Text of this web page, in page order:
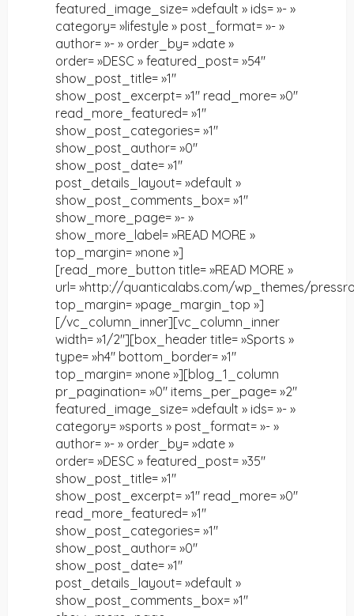
featured_image_size= »default » ids= »- »
category= »lifestyle » post_format= »- »
author= »- » order_by= »date »
order= »DESC » featured_post= »54″
show_post_title= »1″
show_post_excerpt= »1″ read_more= »0″
read_more_featured= »1″
show_post_categories= »1″
show_post_author= »0″
show_post_date= »1″
post_details_layout= »default »
show_post_comments_box= »1″
show_more_page= »- »
show_more_label= »READ MORE »
top_margin= »none »]
[read_more_button title= »READ MORE »
url= »http://quanticalabs.com/wp_themes/
top_margin= »page_margin_top »]
[/vc_column_inner][vc_column_inner
width= »1/2″][box_header title= »Sports »
type= »h4″ bottom_border= »1″
top_margin= »none »][blog_1_column
pr_pagination= »0″ items_per_page= »2″
featured_image_size= »default » ids= »- »
category= »sports » post_format= »- »
author= »- » order_by= »date »
order= »DESC » featured_post= »35″
show_post_title= »1″
show_post_excerpt= »1″ read_more= »0″
read_more_featured= »1″
show_post_categories= »1″
show_post_author= »0″
show_post_date= »1″
post_details_layout= »default »
show_post_comments_box= »1″